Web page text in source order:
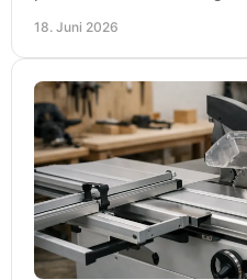
18. Juni 2026